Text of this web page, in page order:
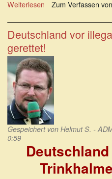
Weiterlesen über
wahre
Dimension
der
Messergewalt
Zum Verfassen
Deutschland vor
gerettet!
Gespeichert von Helmut S. -
0:59